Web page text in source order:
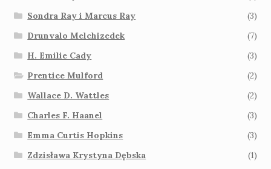
Sondra Ray i Marcus Ray
(3)
Drunvalo Melchizedek
(7)
H. Emilie Cady
(3)
Prentice Mulford
(2)
Wallace D. Wattles
(2)
Charles F. Haanel
(3)
Emma Curtis Hopkins
(3)
Zdzisława Krystyna Dębska
(1)